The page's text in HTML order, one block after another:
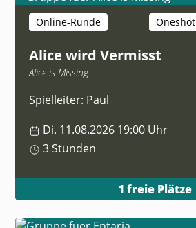
Online-Runde Oneshot
Alice wird Vermisst
Alice is Missing
Spielleiter: Paul
Di. 11.08.2026 19:00 Uhr
3 Stunden
1 freie Plätze